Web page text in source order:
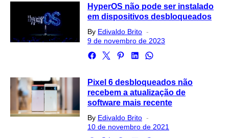
HyperOS não pode ser instalado
em dispositivos desbloqueados
By Edivaldo Brito
on
9 de novembro de 2023
Pixel 6 desbloqueados não
recebem a atualização de
software mais recente
By Edivaldo Brito
on
10 de novembro de 2021